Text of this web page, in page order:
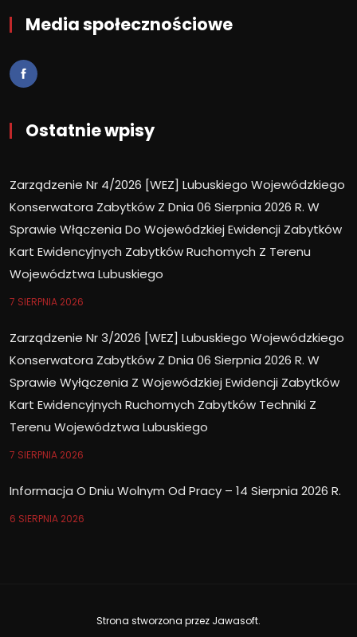
Media społecznościowe
Ostatnie wpisy
Zarządzenie Nr 4/2026 [WEZ] Lubuskiego Wojewódzkiego
Konserwatora Zabytków Z Dnia 06 Sierpnia 2026 R. W
Sprawie Włączenia Do Wojewódzkiej Ewidencji Zabytków
Kart Ewidencyjnych Zabytków Ruchomych Z Terenu
Województwa Lubuskiego
7 SIERPNIA 2026
Zarządzenie Nr 3/2026 [WEZ] Lubuskiego Wojewódzkiego
Konserwatora Zabytków Z Dnia 06 Sierpnia 2026 R. W
Sprawie Wyłączenia Z Wojewódzkiej Ewidencji Zabytków
Kart Ewidencyjnych Ruchomych Zabytków Techniki Z
Terenu Województwa Lubuskiego
7 SIERPNIA 2026
Informacja O Dniu Wolnym Od Pracy – 14 Sierpnia 2026 R.
6 SIERPNIA 2026
Strona stworzona przez Jawasoft.